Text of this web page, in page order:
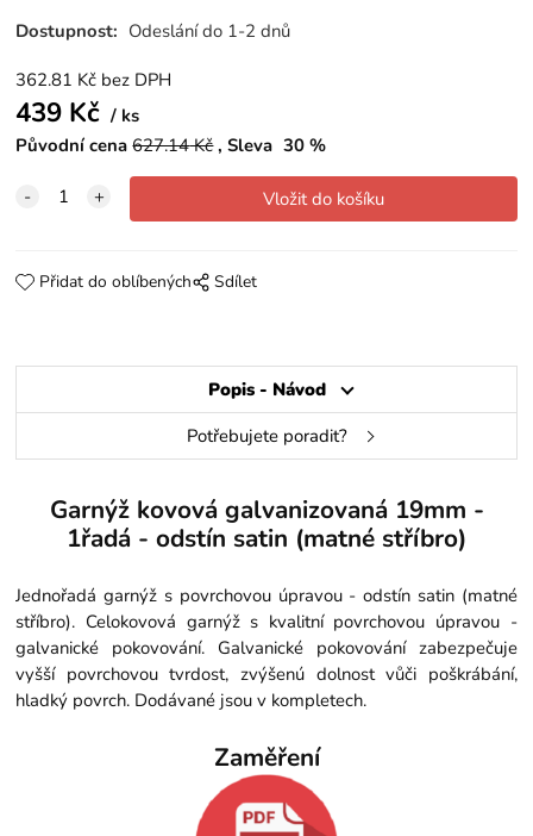
Dostupnost: Odeslání do 1-2 dnů
362.81 Kč bez DPH
439 Kč
ks
Původní cena 627.14Kč Sleva 30 %
Přidat do oblíbených Sdílet
Popis - Návod
Potřebujete poradit?
Garnýž kovová galvanizovaná 19mm -
1řadá - odstín satin (matné stříbro)
Jednořadá garnýž s povrchovou úpravou - odstín satin (matné
stříbro). Celokovová garnýž s kvalitní povrchovou úpravou -
galvanické pokovování. Galvanické pokovování zabezpečuje
vyšší povrchovou tvrdost, zvýšenú dolnost vůči poškrábání,
hladký povrch. Dodávané jsou v kompletech.
Zaměření